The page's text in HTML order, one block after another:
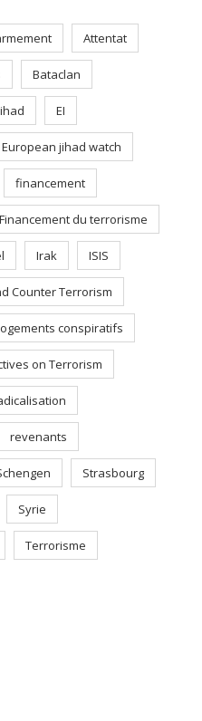
Attentat
Bataclan
EI
European jihad watch
financement
Financement du terrorisme
Irak ISIS
Counter Terrorism
conspiratifs
on Terrorism
revenants
Strasbourg
Syrie
Terrorisme